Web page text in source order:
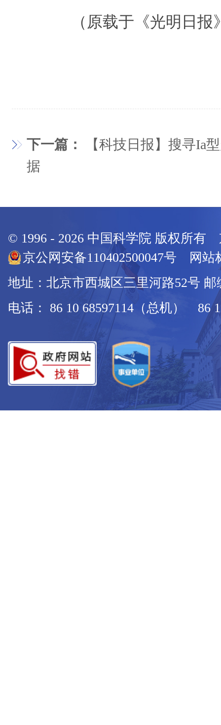
（原载于《光明日报》
下一篇：
【科技日报】搜寻Ia
据
© 1996 - 2026 中国科学院 版权所有
京公网安备110402500047号 网站
地址：北京市西城区三里河路52号 邮
电话： 86 10 68597114（总机） 86